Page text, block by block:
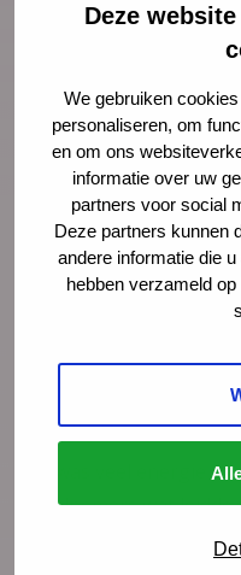
Deze
We gebruiken
personaliseren, om
en om ons
informatie over uw
partners voor social
Deze partners kunnen
andere informatie die
hebben verzameld
steken, maar ze
Toolbox
Tijdens het
de focus van de
ontwikkelen van een
ideeën, tips en
coassistenten in de
pakken samen
Werkgroep
Er was veel energie
deelnemers wat
waar een aantal